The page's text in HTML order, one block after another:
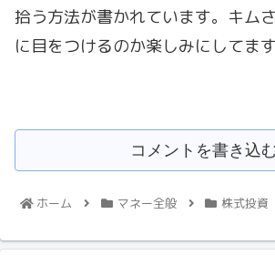
拾う方法が書かれています。キム
に目をつけるのか楽しみにしてます
コメントを書き込
ホーム マネー全般 株式投資